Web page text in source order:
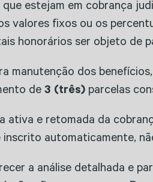
estejam em cobrança
valores fixos ou os
honorários ser objeto de
manutenção dos
de 3 (três) parcelas
ativa e retomada da
automaticamente,
a análise detalhada e